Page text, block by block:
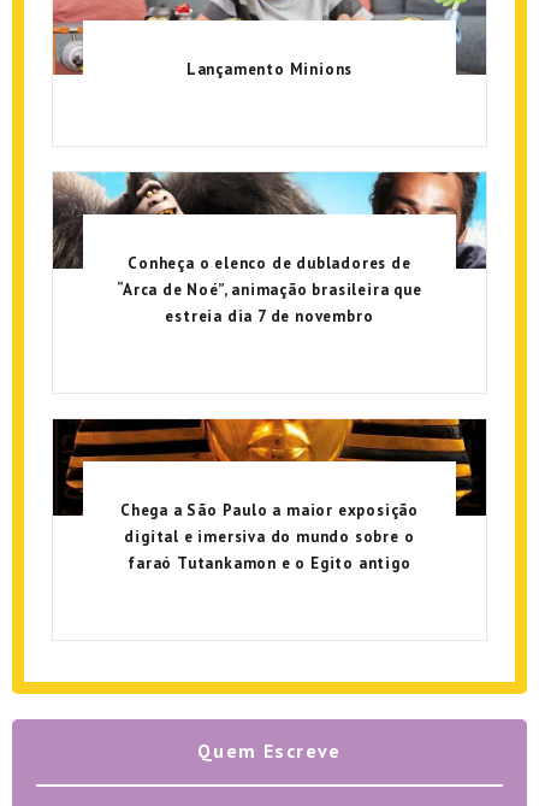
Lançamento Minions
Conheça o elenco de dubladores de
“Arca de Noé”, animação brasileira que
estreia dia 7 de novembro
Chega a São Paulo a maior exposição
digital e imersiva do mundo sobre o
faraó Tutankamon e o Egito antigo
Quem Escreve